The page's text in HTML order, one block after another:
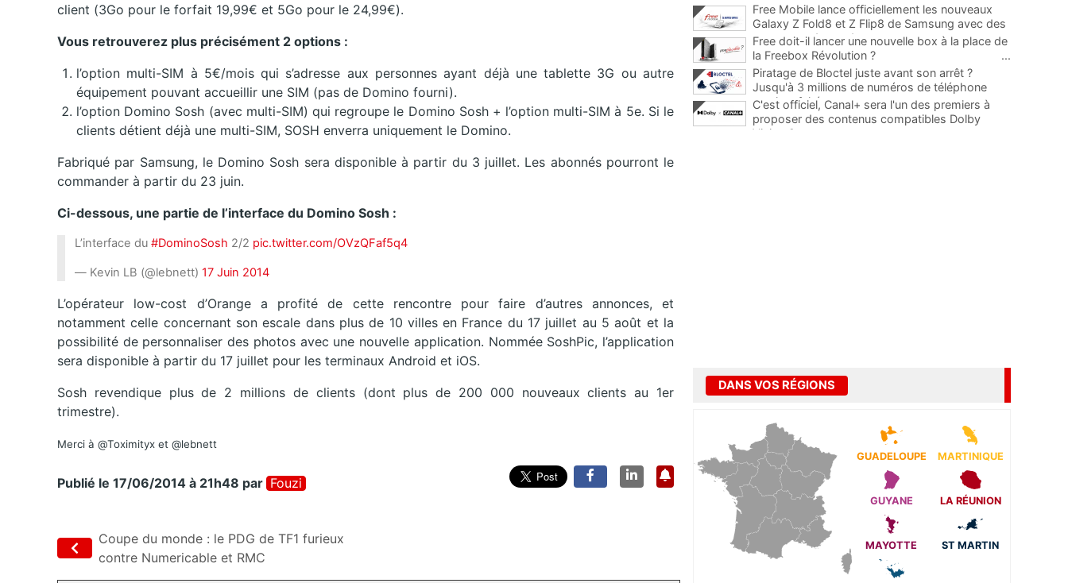
client (3Go pour le forfait 19,99€ et 5Go pour le 24,99€).
Vous retrouverez plus précisément 2 options :
l’option multi-SIM à 5€/mois qui s’adresse aux personnes ayant déjà une tablette 3G ou autre
équipement pouvant accueillir une SIM (pas de Domino fourni).
l’option Domino Sosh (avec multi-SIM) qui regroupe le Domino Sosh + l’option multi-SIM à 5e. Si le
clients détient déjà une multi-SIM, SOSH enverra uniquement le Domino.
Fabriqué par Samsung, le Domino Sosh sera disponible à partir du 3 juillet. Les abonnés pourront le
commander à partir du 23 juin.
Ci-dessous, une partie de l’interface du Domino Sosh :
L’interface du #DominoSosh 2/2 pic.twitter.com/OVzQFaf5q4
— Kevin LB (@lebnett) 17 Juin 2014
L’opérateur low-cost d’Orange a profité de cette rencontre pour faire d’autres annonces, et
notamment celle concernant son escale dans plus de 10 villes en France du 17 juillet au 5 août et la
possibilité de personnaliser des photos avec une nouvelle application. Nommée SoshPic, l’application
sera disponible à partir du 17 juillet pour les terminaux Android et iOS.
Sosh revendique plus de 2 millions de clients (dont plus de 200 000 nouveaux clients au 1er
trimestre).
Merci à @Toximityx et @lebnett
Publié le 17/06/2014 à 21h48 par Fouzi
Coupe du monde : le PDG de TF1 furieux
contre Numericable et RMC
Free Mobile lance officiellement les nouveaux
Galaxy Z Fold8 et Z Flip8 de Samsung avec des
promos et des cadeaux
...
Free doit-il lancer une nouvelle box à la place de
la Freebox Révolution ?
...
Piratage de Bloctel juste avant son arrêt ?
Jusqu'à 3 millions de numéros de téléphone
auraient fuité
C'est officiel, Canal+ sera l'un des premiers à
proposer des contenus compatibles Dolby
Vision 2
DANS VOS RÉGIONS
GUADELOUPE MARTINIQUE
GUYANE LA RÉUNION
MAYOTTE ST MARTIN